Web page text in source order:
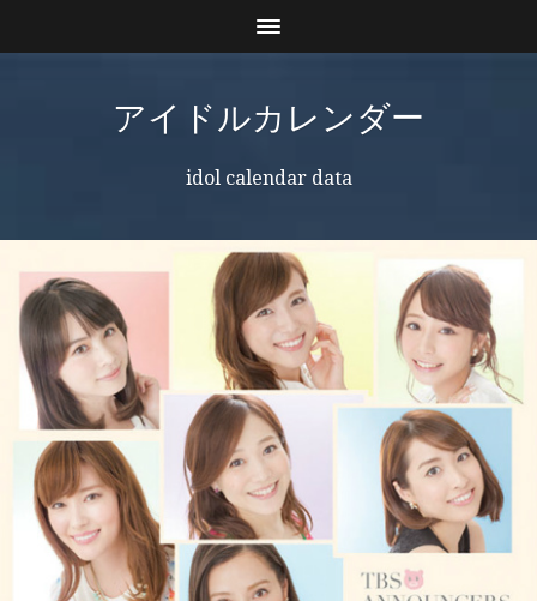
アイドルカレンダー
idol calendar data